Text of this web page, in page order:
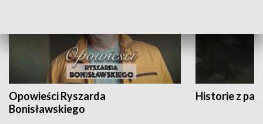
Opowieści Ryszarda
Bonisławskiego
Historie z